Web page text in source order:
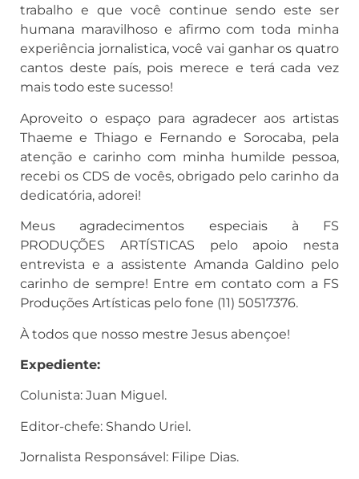
trabalho e que você continue sendo este ser
humana maravilhoso e afirmo com toda minha
experiência jornalistica, você vai ganhar os quatro
cantos deste país, pois merece e terá cada vez
mais todo este sucesso!
Aproveito o espaço para agradecer aos artistas
Thaeme e Thiago e Fernando e Sorocaba, pela
atenção e carinho com minha humilde pessoa,
recebi os CDS de vocês, obrigado pelo carinho da
dedicatória, adorei!
Meus agradecimentos especiais à FS
PRODUÇÕES ARTÍSTICAS pelo apoio nesta
entrevista e a assistente Amanda Galdino pelo
carinho de sempre! Entre em contato com a FS
Produções Artísticas pelo fone (11) 50517376.
À todos que nosso mestre Jesus abençoe!
Expediente:
Colunista: Juan Miguel.
Editor-chefe: Shando Uriel.
Jornalista Responsável: Filipe Dias.